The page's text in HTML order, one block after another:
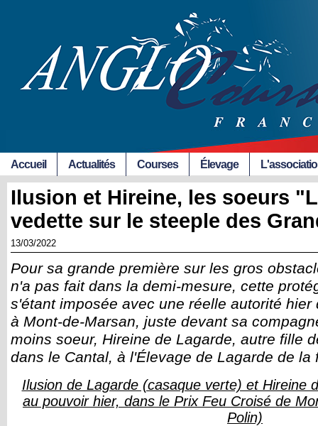
Accueil Actualités Courses Élevage
Ilusion et Hireine, les soeurs
vedette sur le steeple des
13/03/2022
Pour sa grande première sur les gros
n'a pas fait dans la demi-mesure, cette
s'étant imposée avec une réelle autorité
à Mont-de-Marsan, juste devant sa
moins soeur, Hireine de Lagarde, autre fille
dans le Cantal, à l'Élevage de Lagarde de
Ilusion de Lagarde (casaque verte) et Hireine
au pouvoir hier, dans le Prix Feu Croisé de
Polin)